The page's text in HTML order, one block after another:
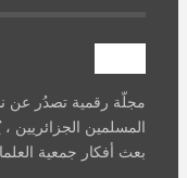
مجلّة رقمية تصدُر عن
المسلمين الجزائريين
بعث أفكار جمعية